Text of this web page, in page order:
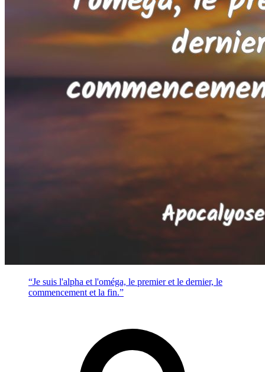
“Je suis l'alpha et l'oméga, le premier et le dernier, le
commencement et la fin.”